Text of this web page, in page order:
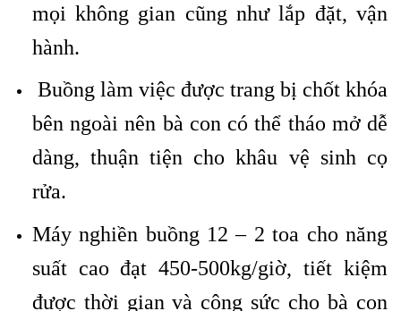
mọi không gian cũng như lắp đặt, vận
hành.
Buồng làm việc được trang bị chốt khóa
bên ngoài nên bà con có thể tháo mở dễ
dàng, thuận tiện cho khâu vệ sinh cọ
rửa.
Máy nghiền buồng 12 – 2 toa cho năng
suất cao đạt 450-500kg/giờ, tiết kiệm
được thời gian và công sức cho bà con